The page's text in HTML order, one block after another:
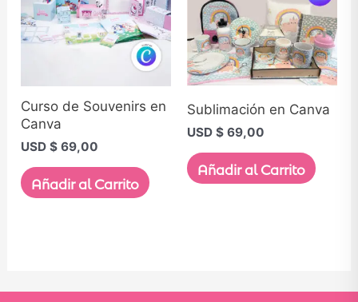
Curso de Souvenirs en
Canva
USD $69,00
Añadir al Carrito
Sublimación en Canva
USD $ 69,00
Añadir al Carrito